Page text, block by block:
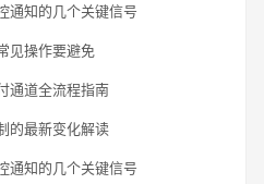
通知的几个关键信号
见操作要避免
通道全流程指南
的最新变化解读
通知的几个关键信号